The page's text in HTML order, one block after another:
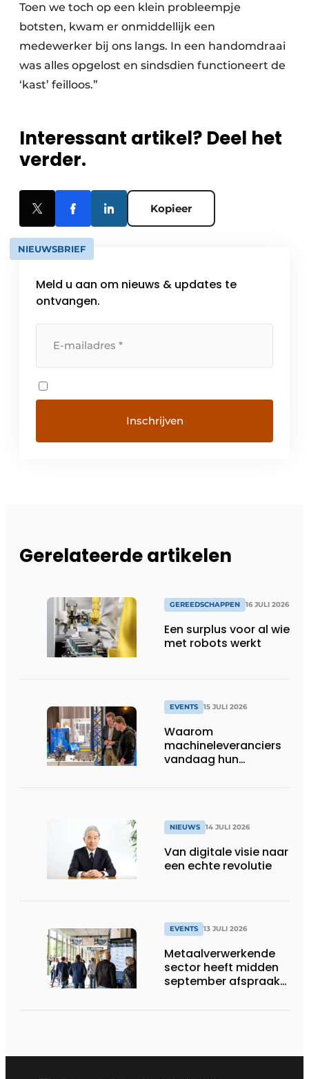
Toen we toch op een klein probleempje
botsten, kwam er onmiddellijk een
medewerker bij ons langs. In een handomdraai
was alles opgelost en sindsdien functioneert de
‘kast’ feilloos.”
Interessant artikel? Deel het
verder.
Kopieer
NIEUWSBRIEF
Meld u aan om nieuws & updates te
ontvangen.
Gerelateerde artikelen
GEREEDSCHAPPEN 16 JULI 2026
Een surplus voor al wie
met robots werkt
EVENTS 15 JULI 2026
Waarom
machineleveranciers
vandaag hun
NIEUWS 14 JULI 2026
Van digitale visie naar
een echte revolutie
EVENTS 13 JULI 2026
Metaalverwerkende
sector heeft midden
september afspraak